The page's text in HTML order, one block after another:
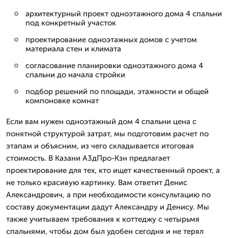
архитектурный проект одноэтажного дома 4 спальни
под конкретный участок
проектирование одноэтажных домов с учетом
материала стен и климата
согласование планировки одноэтажного дома 4
спальни до начала стройки
подбор решений по площади, этажности и общей
компоновке комнат
Если вам нужен одноэтажный дом 4 спальни цена с
понятной структурой затрат, мы подготовим расчет по
этапам и объясним, из чего складывается итоговая
стоимость. В Казани А3дПро-Кзн предлагает
проектирование для тех, кто ищет качественный проект, а
не только красивую картинку. Вам ответит Денис
Александрович, а при необходимости консультацию по
составу документации дадут Александру и Денису. Мы
также учитываем требования к коттеджу с четырьмя
спальнями, чтобы дом был удобен сегодня и не терял